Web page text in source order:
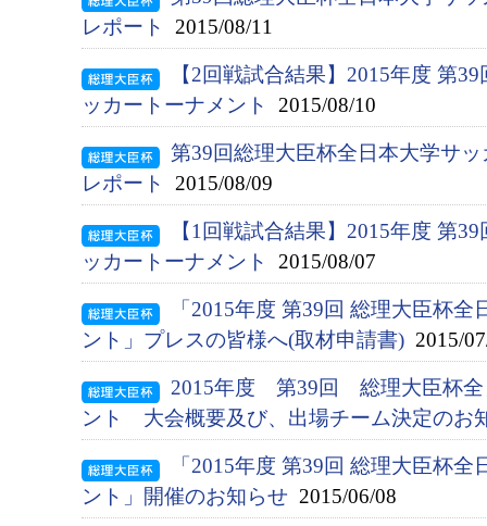
レポート
2015/08/11
【2回戦試合結果】2015年度 第
ッカートーナメント
2015/08/10
第39回総理大臣杯全日本大学サ
レポート
2015/08/09
【1回戦試合結果】2015年度 第
ッカートーナメント
2015/08/07
「2015年度 第39回 総理大臣杯
ント」プレスの皆様へ(取材申請書) 2015/
2015年度 第39回 総理大臣杯全
ント 大会概要及び、出場チーム決定のお
「2015年度 第39回 総理大臣杯
ント」開催のお知らせ 2015/06/08